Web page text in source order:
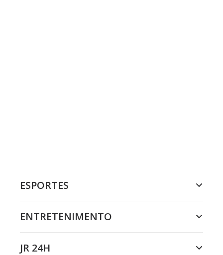
ESPORTES
ENTRETENIMENTO
JR 24H